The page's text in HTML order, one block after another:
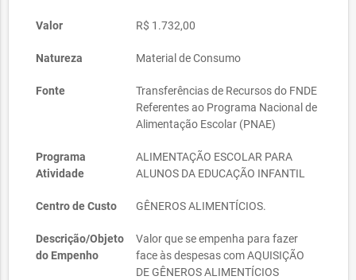
Valor R$ 1.732,00
Natureza Material de Consumo
Fonte
Transferências de Recursos do FNDE
Referentes ao Programa Nacional de
Alimentação Escolar (PNAE)
Programa
Atividade
ALIMENTAÇÃO ESCOLAR PARA
ALUNOS DA EDUCAÇÃO INFANTIL
Centro de Custo GÊNEROS ALIMENTÍCIOS.
Descrição/Objeto
do Empenho
Valor que se empenha para fazer
face às despesas com AQUISIÇÃO
DE GÊNEROS ALIMENTÍCIOS